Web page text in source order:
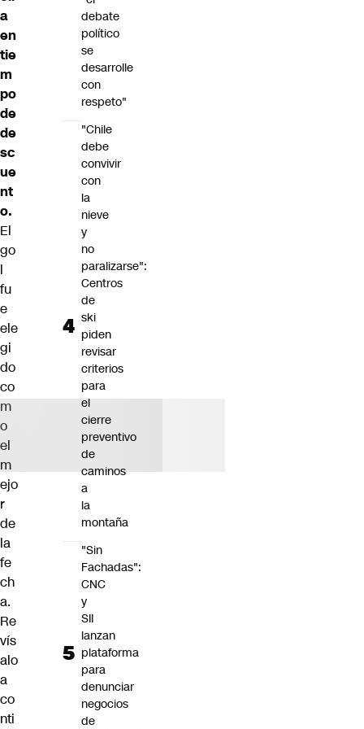
a
en
tie
m
po
de
de
sc
ue
nt
o.
El
go
l
fu
e
ele
gi
do
co
m
o
el
m
ejo
r
de
la
fe
ch
a.
Re
vís
alo
a
co
nti
debate
político
se
desarrolle
con
respeto"
"Chile
debe
convivir
con
la
nieve
y
no
paralizarse":
Centros
de
ski
piden
revisar
criterios
para
el
cierre
preventivo
de
caminos
a
la
montaña
"Sin
Fachadas":
CNC
y
SII
lanzan
plataforma
para
denunciar
negocios
de